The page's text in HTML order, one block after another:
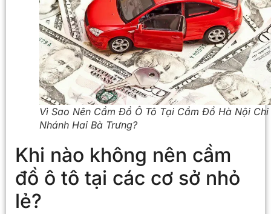
Vì Sao Nên Cầm Đồ Ô Tô Tại Cầm Đồ Hà Nội Chi
Nhánh Hai Bà Trưng?
Khi nào không nên cầm
đồ ô tô tại các cơ sở nhỏ
lẻ?